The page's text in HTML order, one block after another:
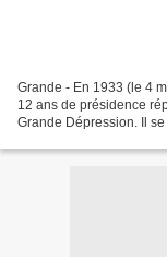
Grande - En 1933 (le 4
12 ans de présidence
Grande Dépression. Il